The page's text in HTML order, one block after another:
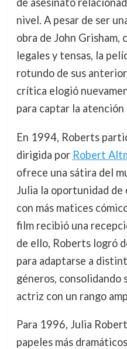
nivel. A pesar de ser
obra de John Grisham,
legales y tensas, la
rotundo de sus
crítica elogió
para captar la
En 1994, Roberts
dirigida por Robert
ofrece una sátira del
Julia la oportunidad de
con más matices
film recibió una
de ello, Roberts logró
para adaptarse a
géneros, consolidando
actriz con un rango
Para 1996, Julia
papeles más